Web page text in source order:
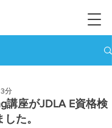
講座がJDLA E資格検
た。
分